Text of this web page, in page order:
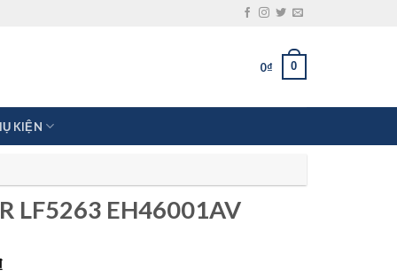
0₫ 0
KIỆN
LF5263 EH46001AV